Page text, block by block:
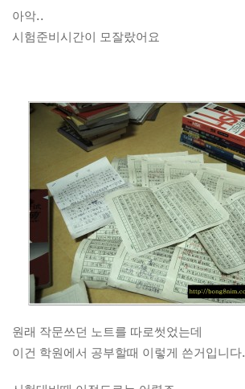
아악..
시험준비시간이 모잘랐어요
원래 작문쓰던 노트를 따로썻었는데
이건 학원에서 공부할때 이렇게 쓴거입니다.